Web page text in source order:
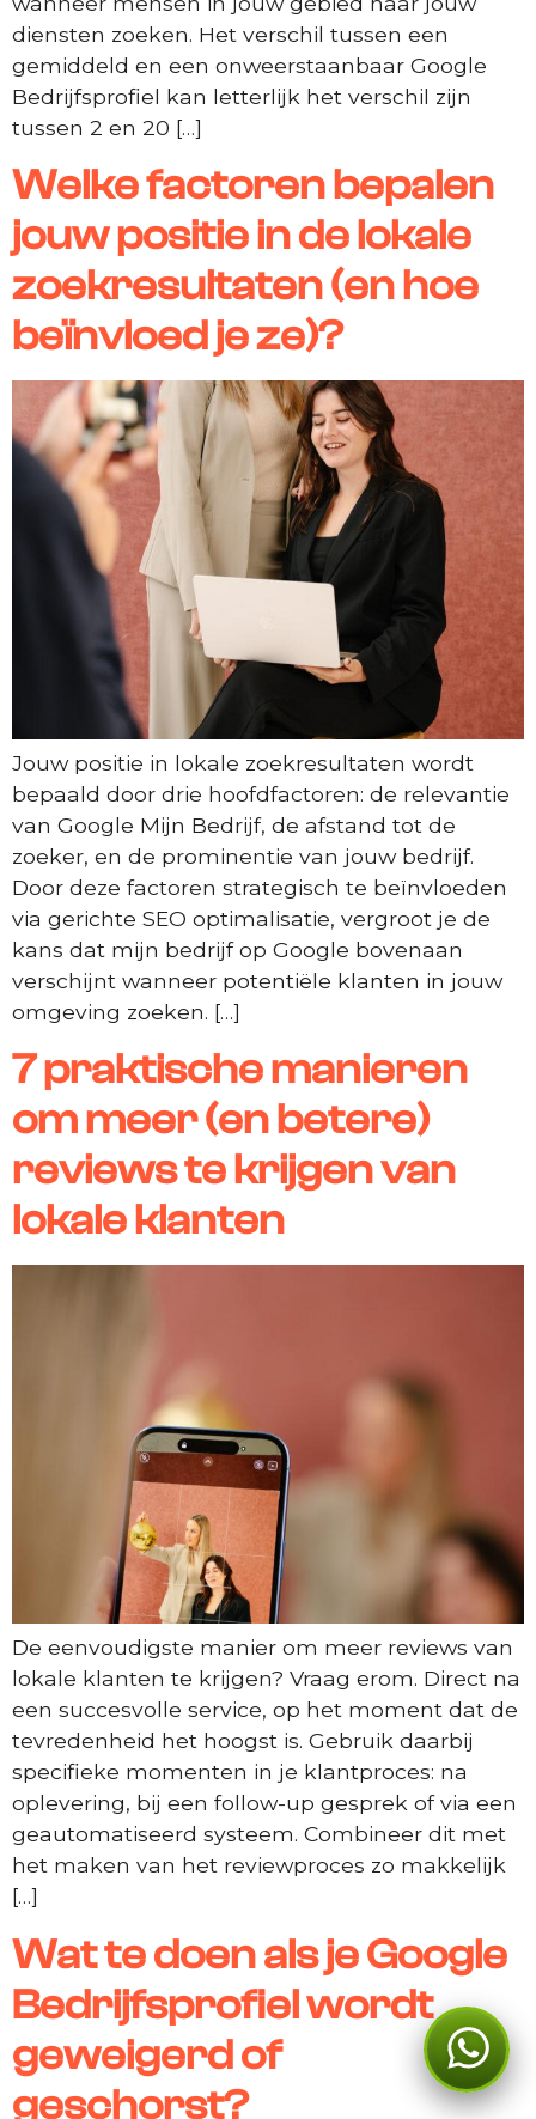
diensten zoeken. Het verschil tussen een
gemiddeld en een onweerstaanbaar Google
Bedrijfsprofiel kan letterlijk het verschil zijn
tussen 2 en 20 […]
Welke factoren bepalen
jouw positie in de lokale
zoekresultaten (en hoe
beïnvloed je ze)?
Jouw positie in lokale zoekresultaten wordt
bepaald door drie hoofdfactoren: de relevantie
van Google Mijn Bedrijf, de afstand tot de
zoeker, en de prominentie van jouw bedrijf.
Door deze factoren strategisch te beïnvloeden
via gerichte SEO optimalisatie, vergroot je de
kans dat mijn bedrijf op Google bovenaan
verschijnt wanneer potentiële klanten in jouw
omgeving zoeken. […]
7 praktische manieren
om meer (en betere)
reviews te krijgen van
lokale klanten
De eenvoudigste manier om meer reviews van
lokale klanten te krijgen? Vraag erom. Direct na
een succesvolle service, op het moment dat de
tevredenheid het hoogst is. Gebruik daarbij
specifieke momenten in je klantproces: na
oplevering, bij een follow-up gesprek of via een
geautomatiseerd systeem. Combineer dit met
het maken van het reviewproces zo makkelijk
[…]
Wat te doen als je Google
Bedrijfsprofiel wordt
geweigerd of
geschorst?
Kan ik je ergens mee
helpen?